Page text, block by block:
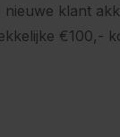
klant
€100,-